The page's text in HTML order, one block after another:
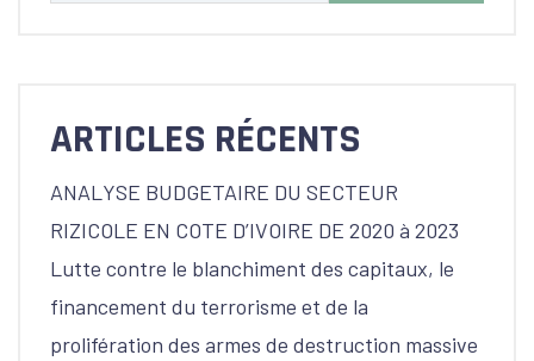
ARTICLES RÉCENTS
ANALYSE BUDGETAIRE DU SECTEUR
RIZICOLE EN COTE D’IVOIRE DE 2020 à 2023
Lutte contre le blanchiment des capitaux, le
financement du terrorisme et de la
prolifération des armes de destruction massive